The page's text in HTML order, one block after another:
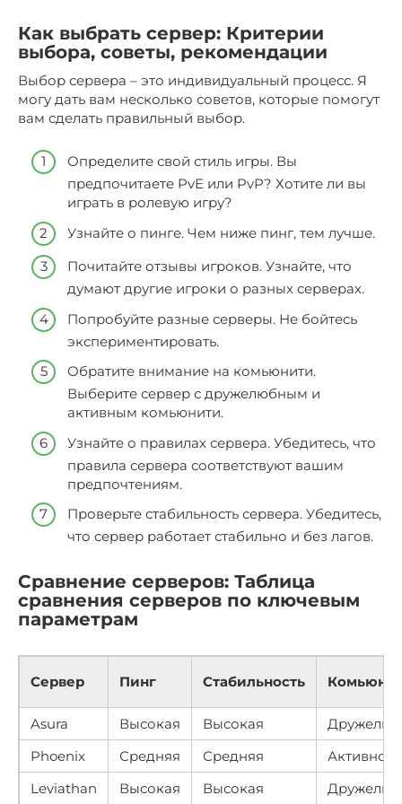
Как выбрать сервер: Критерии
выбора, советы, рекомендации
Выбор сервера – это индивидуальный процесс. Я
могу дать вам несколько советов, которые помогут
вам сделать правильный выбор.
Определите свой стиль игры. Вы
предпочитаете PvE или PvP? Хотите ли вы
играть в ролевую игру?
Узнайте о пинге. Чем ниже пинг, тем лучше.
Почитайте отзывы игроков. Узнайте, что
думают другие игроки о разных серверах.
Попробуйте разные серверы. Не бойтесь
экспериментировать.
Обратите внимание на комьюнити.
Выберите сервер с дружелюбным и
активным комьюнити.
Узнайте о правилах сервера. Убедитесь, что
правила сервера соответствуют вашим
предпочтениям.
Проверьте стабильность сервера. Убедитесь,
что сервер работает стабильно и без лагов.
Сравнение серверов: Таблица
сравнения серверов по ключевым
параметрам
Сервер Пинг Стабильность
Asura Высокая Высокая
Phoenix
Средняя Средняя
Активное
Leviathan
Высокая Высокая